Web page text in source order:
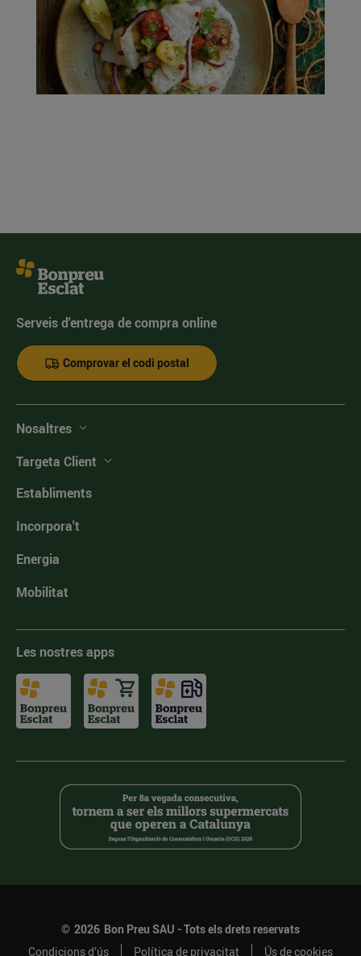
Serveis d'entrega de compra online
Comprovar el codi postal
Nosaltres
Targeta Client
Establiments
Incorpora't
Energia
Mobilitat
Les nostres apps
© 2026 Bon Preu SAU - Tots els drets reservats
Condicions d’ús
Política de privacitat Ús de cookies